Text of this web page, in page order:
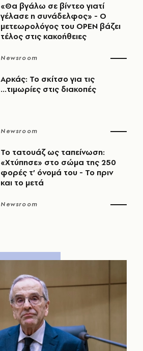
«Θα βγάλω σε βίντεο γιατί
γέλασε η συνάδελφος» - Ο
μετεωρολόγος του OPEN βάζει
τέλος στις κακοήθειες
Newsroom
Αρκάς: Το σκίτσο για τις
...τιμωρίες στις διακοπές
Newsroom
Το τατουάζ ως ταπείνωση:
«Χτύπησε» στο σώμα της 250
φορές τ’ όνομά του - Το πριν
και το μετά
Newsroom